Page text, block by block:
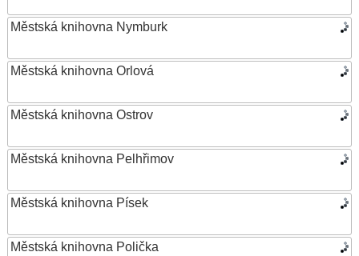
Městská knihovna Nymburk
Městská knihovna Orlová
Městská knihovna Ostrov
Městská knihovna Pelhřimov
Městská knihovna Písek
Městská knihovna Polička